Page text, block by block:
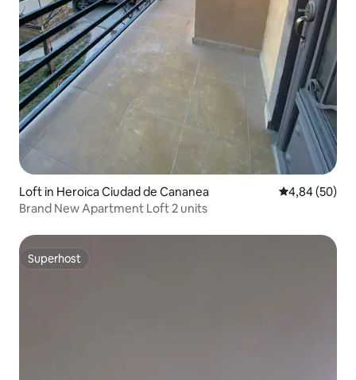
Loft in Heroica Ciudad de Cananea Gemiddelde
4,84 (50)
Brand New Apartment Loft 2 units
Superhost
Superhost